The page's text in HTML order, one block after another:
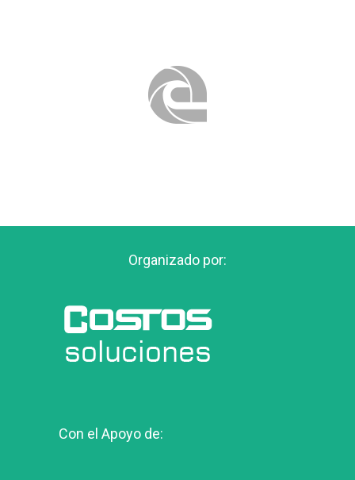
Organizado por:
Con el Apoyo de: